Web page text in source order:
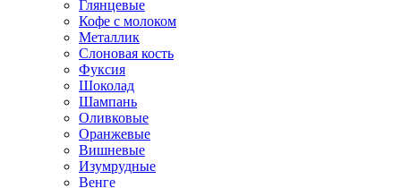
Глянцевые
Кофе с молоком
Металлик
Слоновая кость
Фуксия
Шоколад
Шампань
Оливковые
Оранжевые
Вишневые
Изумрудные
Венге